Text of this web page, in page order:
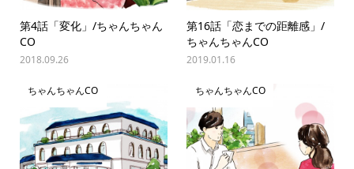
第4話「変化」/ちゃんちゃん
CO
2018.09.26
第16話「恋までの距離感」/
ちゃんちゃんCO
2019.01.16
ちゃんちゃんCO ちゃんちゃんCO